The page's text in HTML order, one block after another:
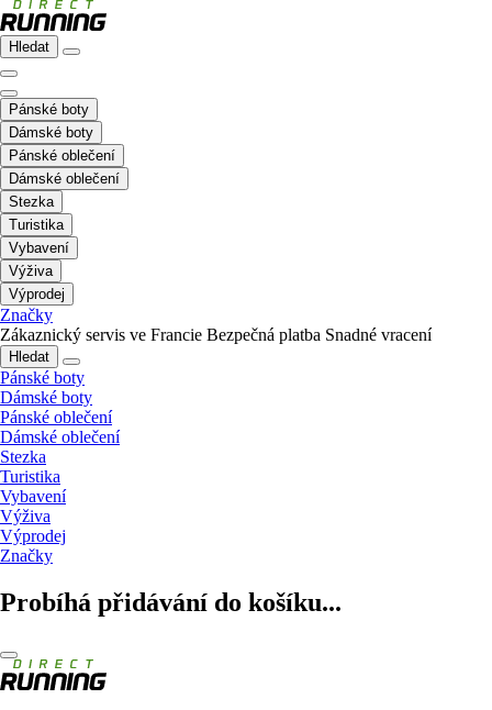
Hledat
Pánské boty
Dámské boty
Pánské oblečení
Dámské oblečení
Stezka
Turistika
Vybavení
Výživa
Výprodej
Značky
Zákaznický servis ve Francie Bezpečná platba Snadné vracení
Hledat
Pánské boty
Dámské boty
Pánské oblečení
Dámské oblečení
Stezka
Turistika
Vybavení
Výživa
Výprodej
Značky
Probíhá přidávání do košíku...